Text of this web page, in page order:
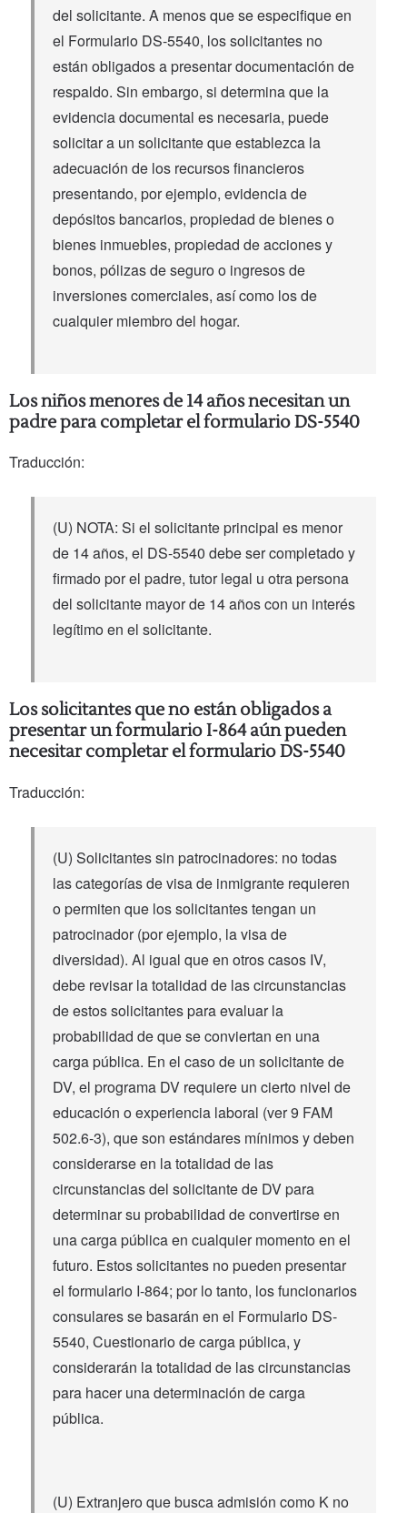
del solicitante. A menos que se especifique en
el Formulario DS-5540, los solicitantes no
están obligados a presentar documentación de
respaldo. Sin embargo, si determina que la
evidencia documental es necesaria, puede
solicitar a un solicitante que establezca la
adecuación de los recursos financieros
presentando, por ejemplo, evidencia de
depósitos bancarios, propiedad de bienes o
bienes inmuebles, propiedad de acciones y
bonos, pólizas de seguro o ingresos de
inversiones comerciales, así como los de
cualquier miembro del hogar.
Los niños menores de 14 años necesitan un
padre para completar el formulario DS-5540
Traducción:
(U) NOTA: Si el solicitante principal es menor
de 14 años, el DS-5540 debe ser completado y
firmado por el padre, tutor legal u otra persona
del solicitante mayor de 14 años con un interés
legítimo en el solicitante.
Los solicitantes que no están obligados a
presentar un formulario I-864 aún pueden
necesitar completar el formulario DS-5540
Traducción:
(U) Solicitantes sin patrocinadores: no todas
las categorías de visa de inmigrante requieren
o permiten que los solicitantes tengan un
patrocinador (por ejemplo, la visa de
diversidad). Al igual que en otros casos IV,
debe revisar la totalidad de las circunstancias
de estos solicitantes para evaluar la
probabilidad de que se conviertan en una
carga pública. En el caso de un solicitante de
DV, el programa DV requiere un cierto nivel de
educación o experiencia laboral (ver 9 FAM
502.6-3), que son estándares mínimos y deben
considerarse en la totalidad de las
circunstancias del solicitante de DV para
determinar su probabilidad de convertirse en
una carga pública en cualquier momento en el
futuro. Estos solicitantes no pueden presentar
el formulario I-864; por lo tanto, los funcionarios
consulares se basarán en el Formulario DS-
5540, Cuestionario de carga pública, y
considerarán la totalidad de las circunstancias
para hacer una determinación de carga
pública.
(U) Extranjero que busca admisión como K no